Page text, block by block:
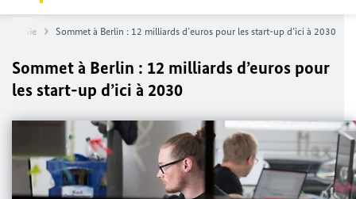
Sommet à Berlin : 12 milliards d’euros pour les start-up d’ici à 2030
Sommet à Berlin : 12 milliards d’euros pour
lesstart-up d’ici à 2030